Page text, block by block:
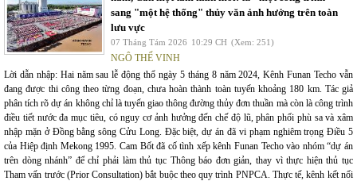
sang "một hệ thống" thủy văn ảnh hưởng trên toàn
lưu vực
07 Tháng Tám 2026 10:29 CH (Xem: 251)
NGÔ THẾ VINH
Lời dẫn nhập: Hai năm sau lễ động thổ ngày 5 tháng 8 năm 2024, Kênh Funan Techo vẫn
đang được thi công theo từng đoạn, chưa hoàn thành toàn tuyến khoảng 180 km. Tác giả
phân tích rõ dự án không chỉ là tuyến giao thông đường thủy đơn thuần mà còn là công trình
điều tiết nước đa mục tiêu, có nguy cơ ảnh hưởng đến chế độ lũ, phân phối phù sa và xâm
nhập mặn ở Đồng bằng sông Cửu Long. Đặc biệt, dự án đã vi phạm nghiêm trọng Điều 5
của Hiệp định Mekong 1995. Cam Bốt đã cố tình xếp kênh Funan Techo vào nhóm “dự án
trên dòng nhánh” để chỉ phải làm thủ tục Thông báo đơn giản, thay vì thực hiện thủ tục
Tham vấn trước (Prior Consultation) bắt buộc theo quy trình PNPCA. Thực tế, kênh kết nối